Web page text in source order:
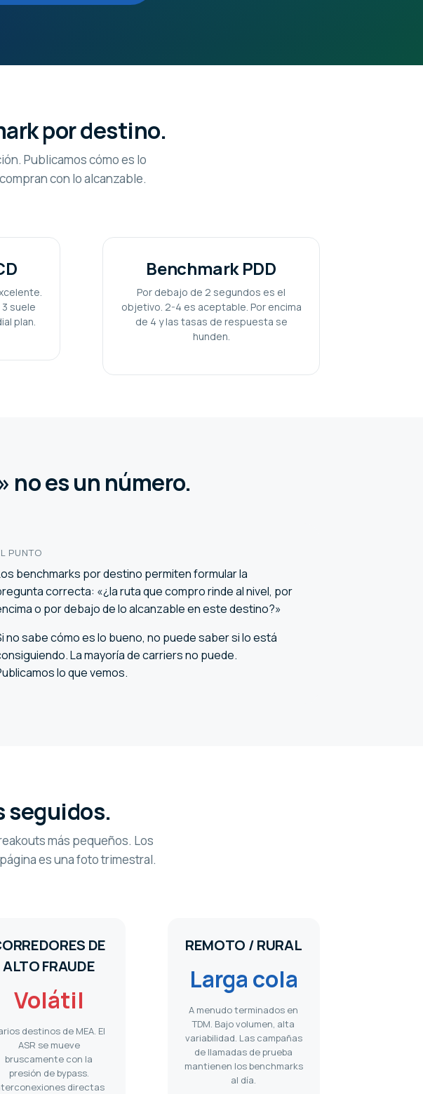
por destino.
Publicamos cómo es lo
con lo alcanzable.
suele
plan.
Benchmark PDD
Por debajo de 2 segundos es el
objetivo. 2-4 es aceptable. Por encima
de 4 y las tasas de respuesta se
hunden.
no es un número.
PUNTO
benchmarks por destino permiten formular la
correcta: «¿la ruta que compro rinde al nivel, por
o por debajo de lo alcanzable en este destino?»
no sabe cómo es lo bueno, no puede saber si lo está
La mayoría de carriers no puede.
lo que vemos.
seguidos.
más pequeños. Los
es una foto trimestral.
DE
ALTO FRAUDE
Volátil
destinos de MEA. El
ASR se mueve
bruscamente con la
presión de bypass.
directas
REMOTO / RURAL
Larga cola
A menudo terminados en
TDM. Bajo volumen, alta
variabilidad. Las campañas
de llamadas de prueba
mantienen los benchmarks
al día.